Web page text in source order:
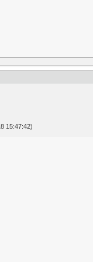
15:47:42)